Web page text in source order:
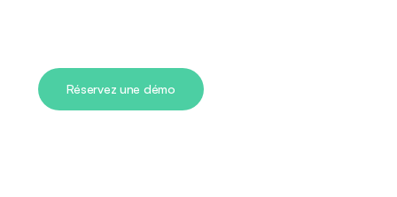
Réservez une démo